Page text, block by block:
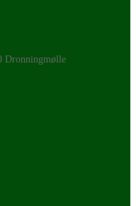
Dronningmølle